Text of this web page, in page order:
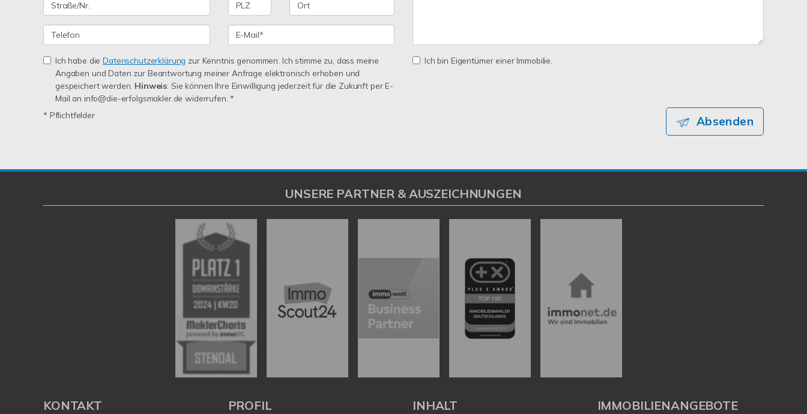
Ich habe dieDatenschutzerklärung zur Kenntnis genommen. Ich stimme zu, dass meine
Angaben und Daten zur Beantwortung meiner Anfrage elektronisch erhoben und
gespeichert werden. Hinweis: Sie können Ihre Einwilligung jederzeit für die Zukunft per E-
Mail an info@die-erfolgsmakler.de widerrufen. *
Ich bin Eigentümer einer Immobilie.
* Pflichtfelder Absenden
UNSERE PARTNER & AUSZEICHNUNGEN
KONTAKT PROFIL INHALT IMMOBILIENANGEBOTE